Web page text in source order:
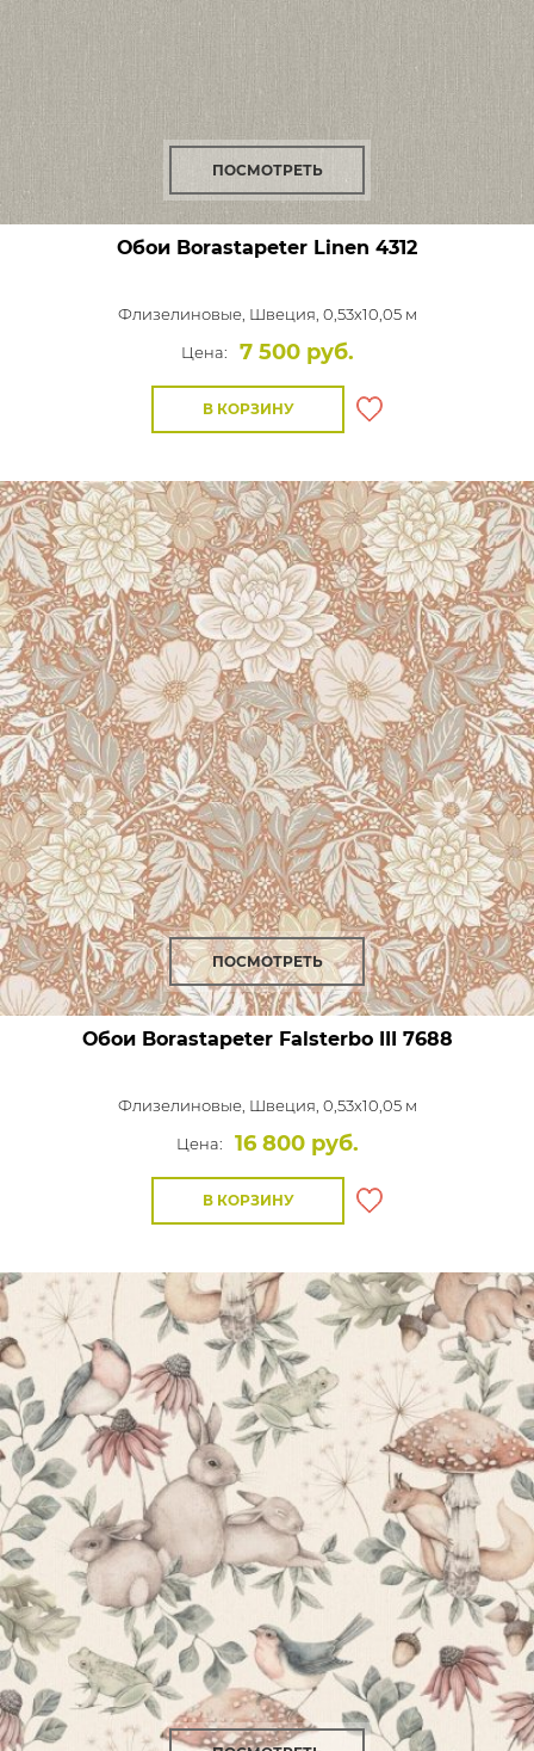
ПОСМОТРЕТЬ
Обои Borastapeter Linen 4312
Флизелиновые, Швеция, 0,53x10,05 м
Цена:
7 500 руб.
В КОРЗИНУ
ПОСМОТРЕТЬ
Обои Borastapeter Falsterbo III 7688
Флизелиновые, Швеция, 0,53x10,05 м
Цена:
16 800 руб.
В КОРЗИНУ